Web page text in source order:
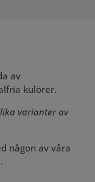
av
kulörer.
varianter av
någon av våra